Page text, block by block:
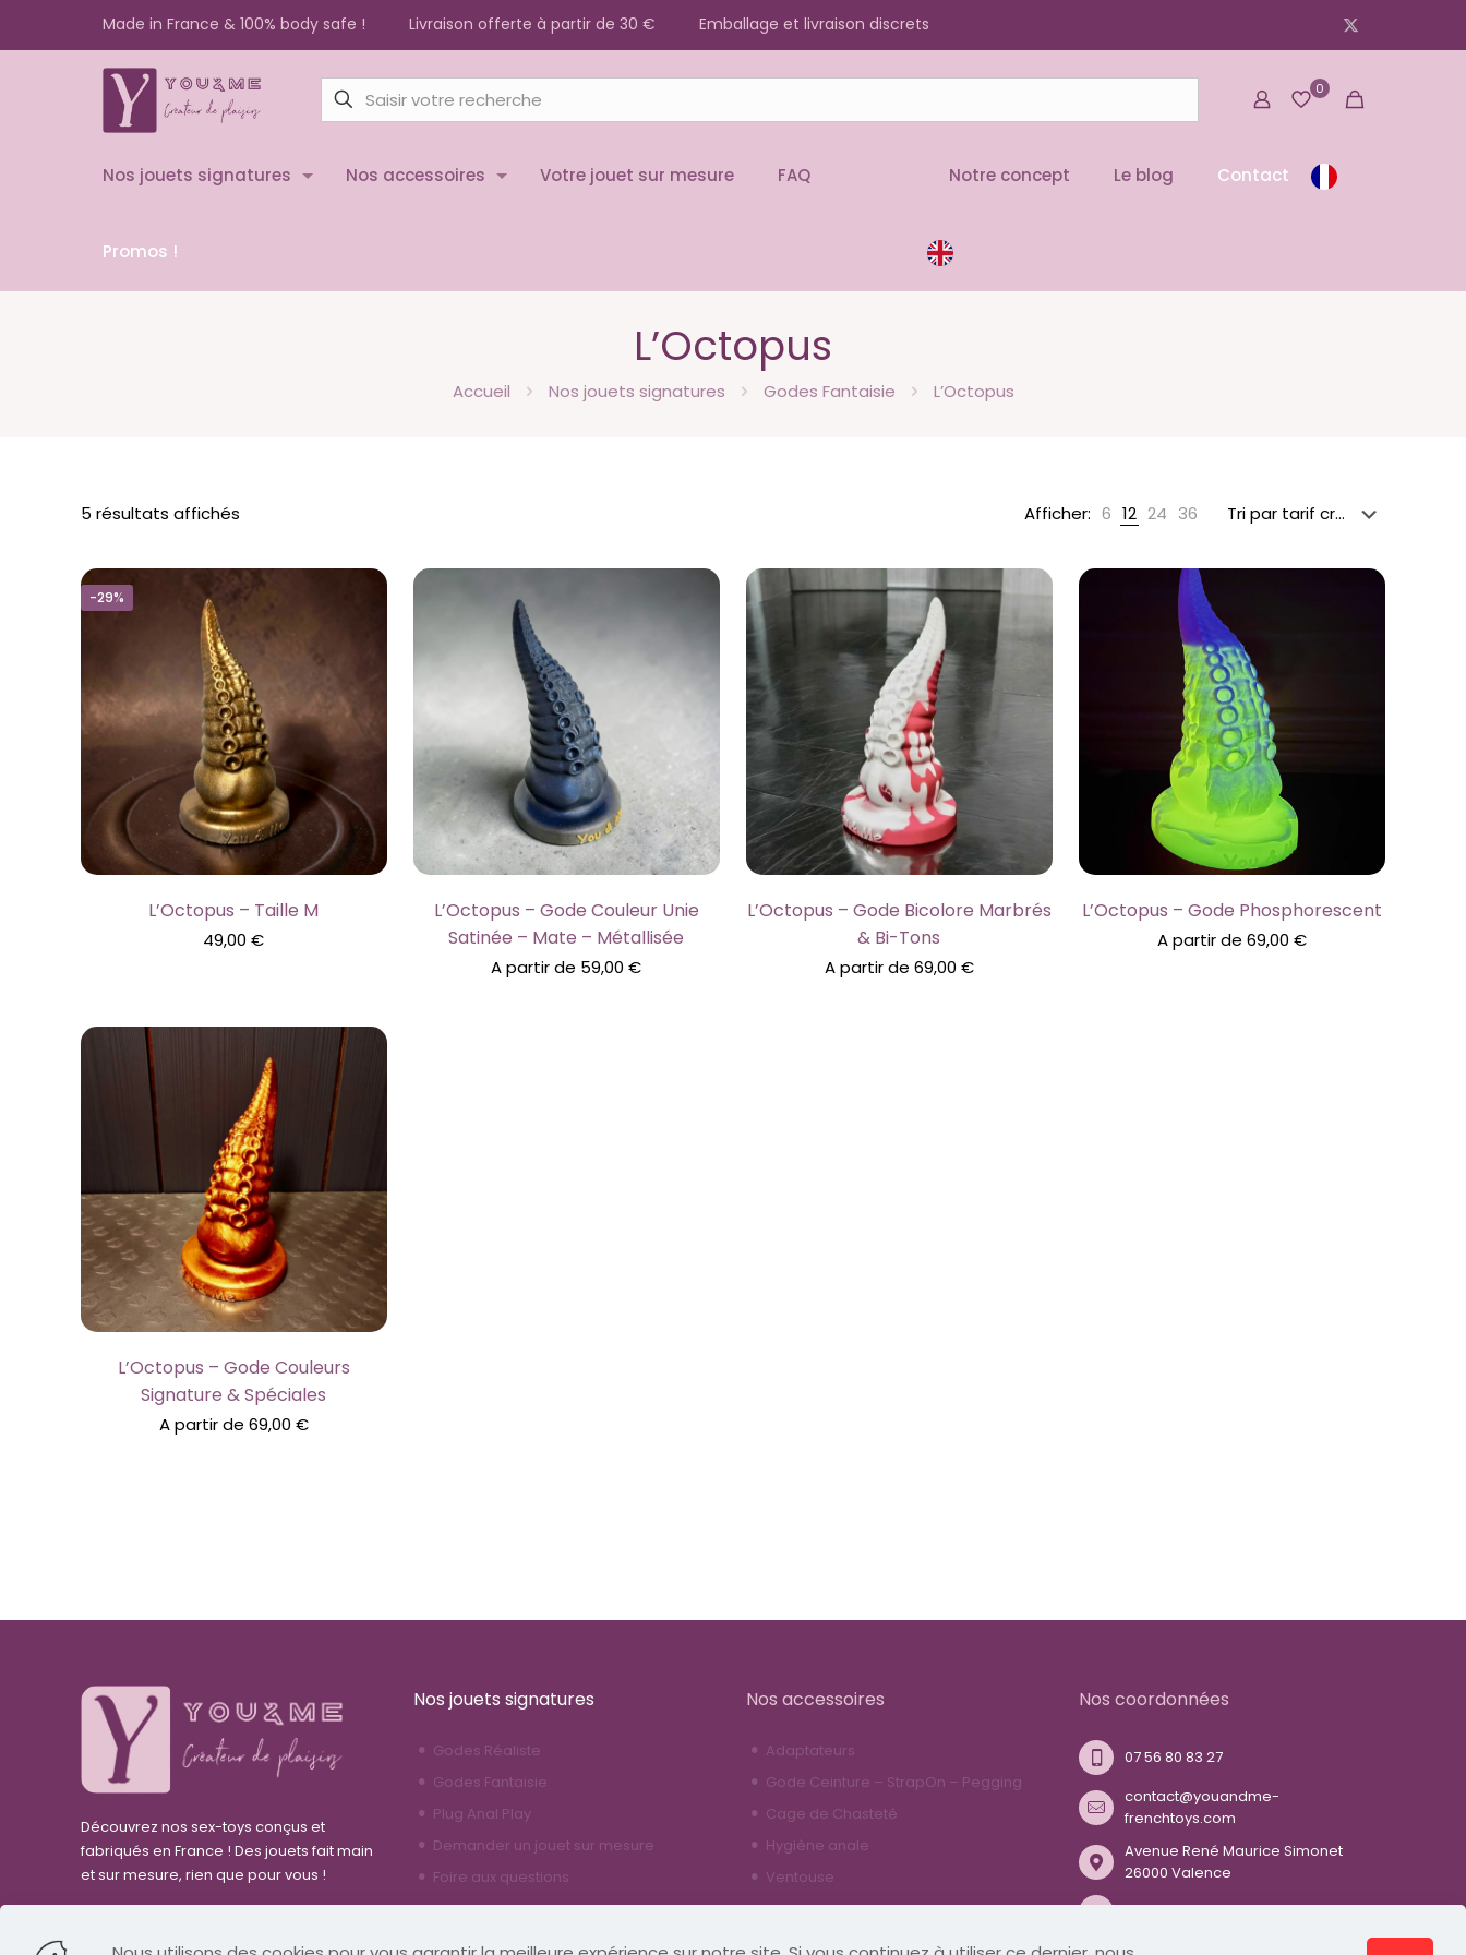
Made in France & 100% body safe ! Livraison offerte à partir de 30 € Emballage et livraison discrets
0
Nos jouets signatures Nos accessoires Votre jouet sur mesure FAQ
Promos !
Notre concept Le blog Contact
L’Octopus
Accueil Nos jouets signatures Godes Fantaisie L’Octopus
5 résultats affichés
prix
croissant
Afficher: 6 12 24 36
-29%
L’Octopus – Taille M
49,00€
L’Octopus – Gode Couleur Unie
Satinée – Mate – Métallisée
A partir de 59,00€
L’Octopus – Gode Bicolore Marbrés
& Bi-Tons
A partir de 69,00 €
L’Octopus – Gode Phosphorescent
A partir de 69,00 €
L’Octopus – Gode Couleurs
Signature & Spéciales
A partir de 69,00 €
Découvrez nos sex-toys conçus et
fabriqués en France ! Des jouets fait main
et sur mesure, rien que pour vous !
Nos jouets signatures
Godes Réaliste
Godes Fantaisie
Plug Anal Play
Demander un jouet sur mesure
Foire aux questions
Nos accessoires
Adaptateurs
Gode Ceinture – StrapOn – Pegging
Cage de Chasteté
Hygiène anale
Ventouse
Nos coordonnées
07 56 80 83 27
contact@youandme-
frenchtoys.com
Avenue René Maurice Simonet
26000 Valence